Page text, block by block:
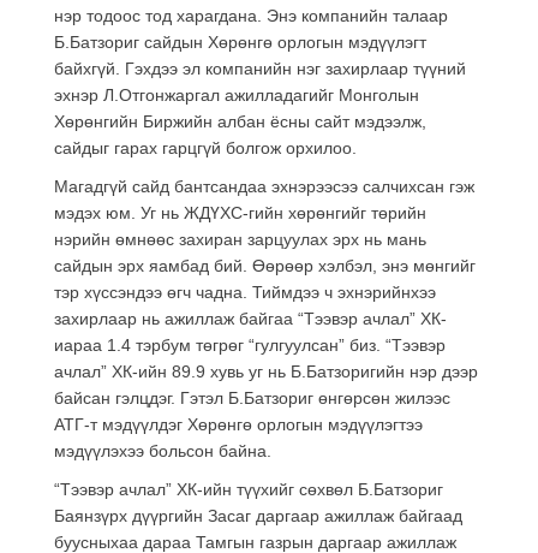
нэр тодоос тод харагдана. Энэ компанийн талаар
Б.Батзориг сайдын Хөрөнгө орлогын мэдүүлэгт
байхгүй. Гэхдээ эл компанийн нэг захирлаар түүний
эхнэр Л.Отгонжаргал ажилладагийг Монголын
Хөрөнгийн Биржийн албан ёсны сайт мэдээлж,
сайдыг гарах гарцгүй болгож орхилоо.
Магадгүй сайд бантсандаа эхнэрээсээ салчихсан гэж
мэдэх юм. Уг нь ЖДҮХС-гийн хөрөнгийг төрийн
нэрийн өмнөөс захиран зарцуулах эрх нь мань
сайдын эрх яамбад бий. Өөрөөр хэлбэл, энэ мөнгийг
тэр хүссэндээ өгч чадна. Тиймдээ ч эхнэрийнхээ
захирлаар нь ажиллаж байгаа “Тээвэр ачлал” ХК-
иараа 1.4 тэрбум төгрөг “гулгуулсан” биз. “Тээвэр
ачлал” ХК-ийн 89.9 хувь уг нь Б.Батзоригийн нэр дээр
байсан гэлцдэг. Гэтэл Б.Батзориг өнгөрсөн жилээс
АТГ-т мэдүүлдэг Хөрөнгө орлогын мэдүүлэгтээ
мэдүүлэхээ больсон байна.
“Тээвэр ачлал” ХК-ийн түүхийг сөхвөл Б.Батзориг
Баянзүрх дүүргийн Засаг даргаар ажиллаж байгаад
буусныхаа дараа Тамгын газрын даргаар ажиллаж